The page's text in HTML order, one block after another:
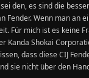
den, es sind die
Wenn man an
Für mich ist es keine
Kanda Shokai
dass diese CIJ
sie nicht über den